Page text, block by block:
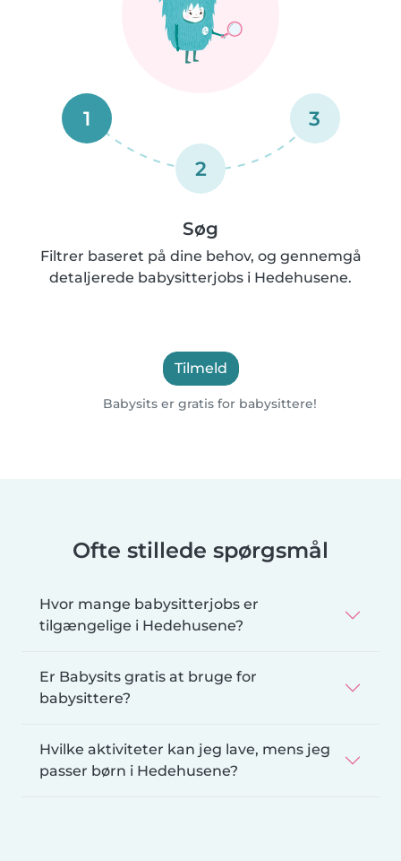
1
2
3
Søg
Filtrer baseret på dine behov, og gennemgå
detaljerede babysitterjobs i Hedehusene.
Tilmeld
Babysits er gratis for babysittere!
Ofte stillede spørgsmål
Hvor mange babysitterjobs er
tilgængelige i Hedehusene?
Er Babysits gratis at bruge for
babysittere?
Hvilke aktiviteter kan jeg lave, mens jeg
passer børn i Hedehusene?